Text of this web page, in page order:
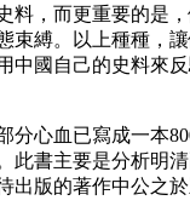
料，而更重要的是
束縛。以上種種，
中國自己的史料來
分心血已寫成一本
此書主要是分析明
出版的著作中公之於